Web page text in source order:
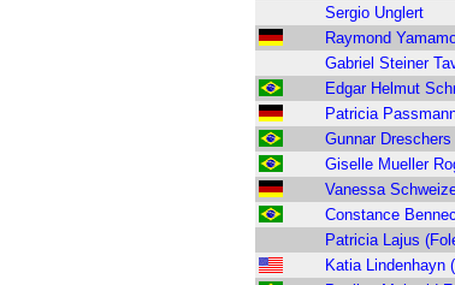
Sergio Unglert
Raymond
Gabriel Steiner
Edgar Helmut
Patricia
Gunnar Dreschers
Giselle Mueller
Vanessa
Constance
Patricia Lajus
Katia Lindenhayn